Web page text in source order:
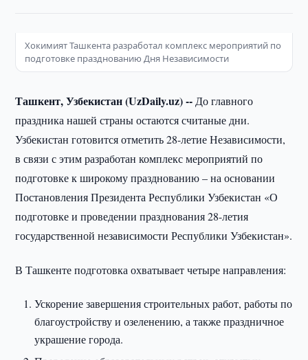
Хокимият Ташкента разработал комплекс мероприятий по
подготовке празднованию Дня Независимости
Ташкент, Узбекистан (UzDaily.uz) --До главного
праздника нашей страны остаются считаные дни.
Узбекистан готовится отметить 28-летие Независимости,
в связи с этим разработан комплекс мероприятий по
подготовке к широкому празднованию – на основании
Постановления Президента Республики Узбекистан «О
подготовке и проведении празднования 28-летия
государственной независимости Республики Узбекистан».
В Ташкенте подготовка охватывает четыре направления:
Ускорение завершения строительных работ, работы по
благоустройству и озеленению, а также праздничное
украшение города.